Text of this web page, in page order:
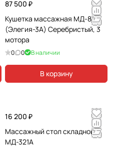
87 500 ₽
Кушетка массажная МД-849
(Элегия-3А) Серебристый, 3
мотора
0 0 В наличии
В корзину
16 200 ₽
Массажный стол складной
МД-321А